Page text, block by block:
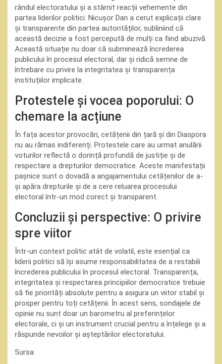
rândul electoratului și a stârnit reacții vehemente din
partea liderilor politici. Nicușor Dan a cerut explicații clare
și transparente din partea autorităților, subliniind că
această decizie a fost percepută de mulți ca fiind abuzivă.
Această situație nu doar că subminează încrederea
publicului în procesul electoral, dar și ridică semne de
întrebare cu privire la integritatea și transparența
instituțiilor implicate.
Protestele și vocea poporului: O
chemare la acțiune
În fața acestor provocări, cetățenii din țară și din Diaspora
nu au rămas indiferenți. Protestele care au urmat anulării
voturilor reflectă o dorință profundă de justiție și de
respectare a drepturilor democratice. Aceste manifestații
pașnice sunt o dovadă a angajamentului cetățenilor de a-
și apăra drepturile și de a cere reluarea procesului
electoral într-un mod corect și transparent.
Concluzii și perspective: O privire
spre viitor
Într-un context politic atât de volatil, este esențial ca
liderii politici să își asume responsabilitatea de a restabili
încrederea publicului în procesul electoral. Transparența,
integritatea și respectarea principiilor democratice trebuie
să fie priorități absolute pentru a asigura un viitor stabil și
prosper pentru toți cetățenii. În acest sens, sondajele de
opinie nu sunt doar un barometru al preferințelor
electorale, ci și un instrument crucial pentru a înțelege și a
răspunde nevoilor și așteptărilor electoratului.
Sursa: